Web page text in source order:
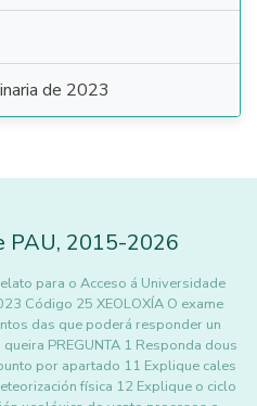
de 2023
PAU, 2015-2026
para o Acceso á Universidade
Código 25 XEOLOXÍA O exame
das que poderá responder un
PREGUNTA 1 Responda dous
por apartado 11 Explique cales
física 12 Explique o ciclo